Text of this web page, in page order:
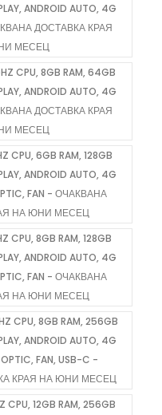
ANDROID AUTO, 4G
ДОСТАВКА КРАЯ
МЕСЕЦ
CPU, 8GB RAM, 64GB
ANDROID AUTO, 4G
ДОСТАВКА КРАЯ
МЕСЕЦ
CPU, 6GB RAM, 128GB
ANDROID AUTO, 4G
FAN - ОЧАКВАНА
НА ЮНИ МЕСЕЦ
CPU, 8GB RAM, 128GB
ANDROID AUTO, 4G
FAN - ОЧАКВАНА
НА ЮНИ МЕСЕЦ
CPU, 8GB RAM, 256GB
ANDROID AUTO, 4G
FAN, USB-C -
КРАЯ НА ЮНИ МЕСЕЦ
12GB RAM, 256GB